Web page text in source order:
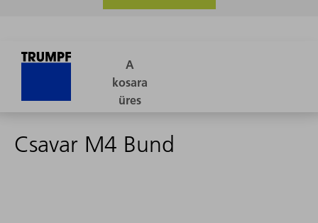
Csavar M4 Bund